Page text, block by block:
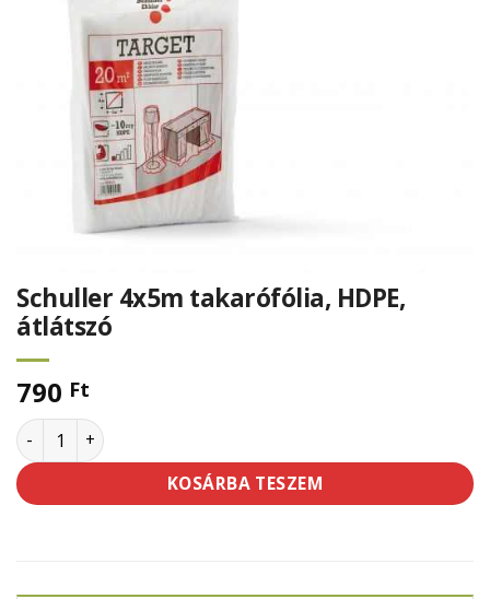
Schuller 4x5m takarófólia, HDPE,
átlátszó
790 Ft
Schuller 4x5m takarófólia, HDPE, átlátszó mennyiség
KOSÁRBA TESZEM